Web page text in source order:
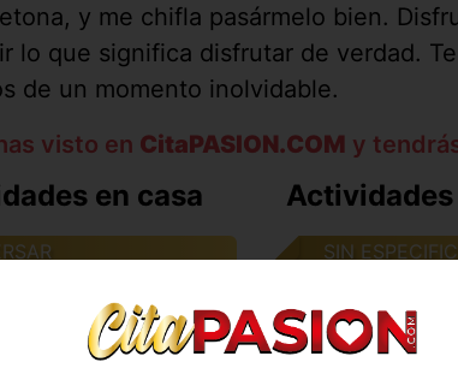
y me chifla pasármelo bien.
lo que significa disfrutar de verdad.
de un momento inolvidable.
visto en CitaPASION.COM y
en casa
MUSICA
UN CAFE
SIN